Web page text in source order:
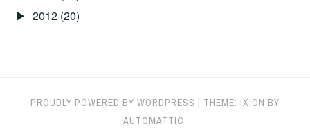
2012 (20)
PROUDLY POWERED BY WORDPRESS | THEME: IXION BY
AUTOMATTIC.